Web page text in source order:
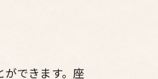
できます。座